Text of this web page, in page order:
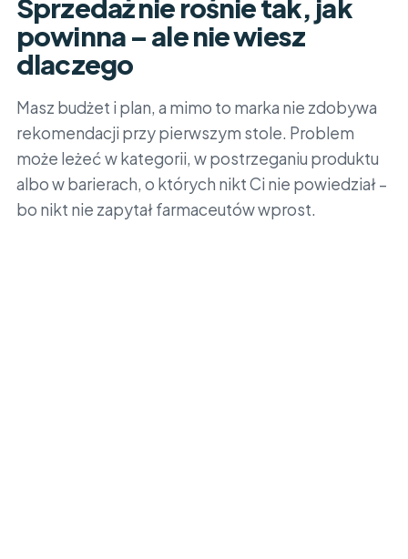
Sprzedaż nie rośnie tak, jak
powinna – ale nie wiesz
dlaczego
Masz budżet i plan, a mimo to marka nie zdobywa
rekomendacji przy pierwszym stole. Problem
może leżeć w kategorii, w postrzeganiu produktu
albo w barierach, o których nikt Ci nie powiedział –
bo nikt nie zapytał farmaceutów wprost.